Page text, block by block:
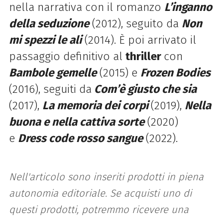
nella narrativa con il romanzo L’inganno
della seduzione(2012), seguito da Non
mi spezzi le ali(2014). È poi arrivato il
passaggio definitivo al thriller con
Bambole gemelle(2015) e Frozen Bodies
(2016), seguiti da Com’è giusto che sia
(2017), La memoria dei corpi(2019), Nella
buona e nella cattiva sorte(2020)
e Dress code rosso sangue(2022).
Nell'articolo sono inseriti prodotti in piena
autonomia editoriale. Se acquisti uno di
questi prodotti, potremmo ricevere una